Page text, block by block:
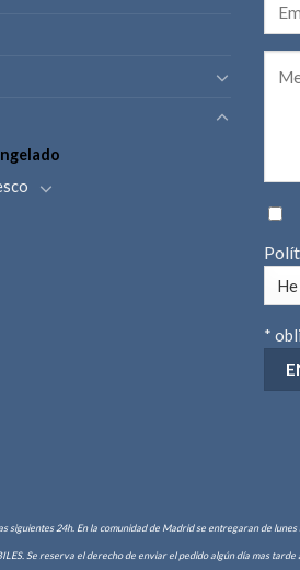
*
siguientes 24h. En la comunidad de Madrid se entregaran de
Se reserva el derecho de enviar el pedido algún día mas